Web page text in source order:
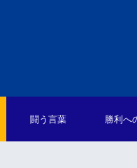
闘う言葉 勝利へ